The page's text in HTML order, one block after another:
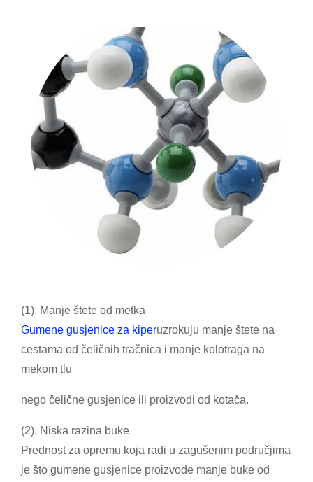
(1). Manje štete od metka
Gumene gusjenice za kiperuzrokuju manje štete na
cestama od čeličnih tračnica i manje kolotraga na
mekom tlu
nego čelične gusjenice ili proizvodi od kotača.
(2). Niska razina buke
Prednost za opremu koja radi u zagušenim područjima
je što gumene gusjenice proizvode manje buke od